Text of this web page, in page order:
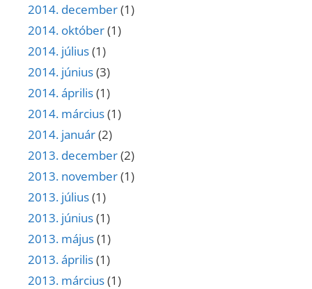
2014. december(1)
2014. október(1)
2014. július(1)
2014. június(3)
2014. április(1)
2014. március(1)
2014. január(2)
2013. december(2)
2013. november(1)
2013. július(1)
2013. június(1)
2013. május(1)
2013. április(1)
2013. március(1)